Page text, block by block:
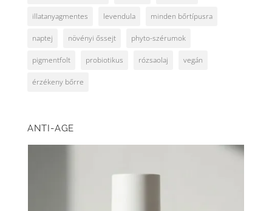
illatanyagmentes levendula minden bőrtípusra
naptej növényi őssejt phyto-szérumok
pigmentfolt probiotikus rózsaolaj vegán
érzékeny bőrre
ANTI-AGE